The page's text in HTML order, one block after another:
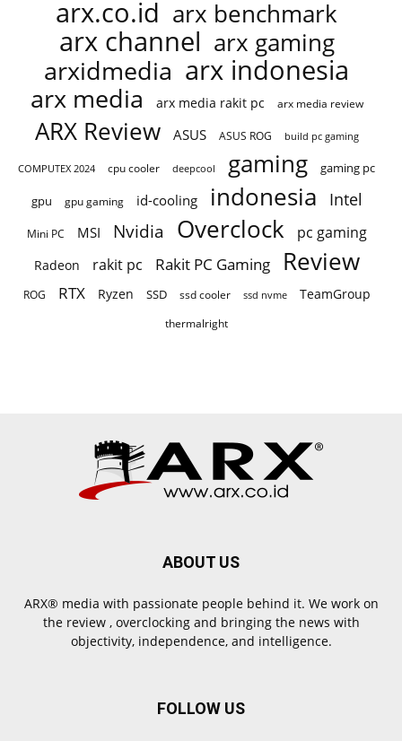
arx.co.id arx benchmark
arx channel arx gaming
arxidmedia arx indonesia
arx media arx media rakit pc arx media review
ARX Review ASUS ASUS ROG build pc gaming
COMPUTEX 2024 cpu cooler deepcool gaming gaming pc
gpu gpu gaming id-cooling indonesia Intel
Mini PC MSI Nvidia Overclock pc gaming
Radeon rakit pc Rakit PC Gaming Review
ROG RTX Ryzen SSD ssd cooler ssd nvme TeamGroup
thermalright
ABOUT US
ARX® media with passionate people behind it. We work on
the review , overclocking and bringing the news with
objectivity, independence, and intelligence.
FOLLOW US